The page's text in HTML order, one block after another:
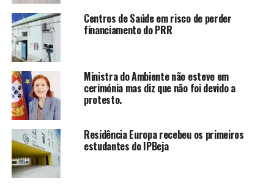
Centros de Saúde em risco de perder
financiamento do PRR
Ministra do Ambiente não esteve em
cerimónia mas diz que não foi devido a
protesto.
Residência Europa recebeu os primeiros
estudantes do IPBeja